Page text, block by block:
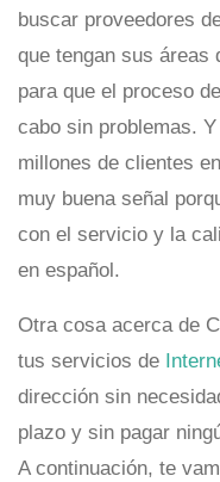
buscar proveedores
que tengan sus áreas
para que el proceso
cabo sin problemas.
millones de clientes
muy buena señal
con el servicio y la
en español.
Otra cosa acerca de
tus servicios de
dirección sin
plazo y sin pagar
A continuación, te